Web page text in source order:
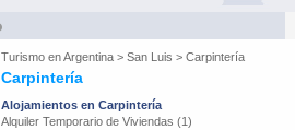
Turismo enArgentina > San Luis > Carpintería
Carpintería
Alojamientos en Carpintería
Alquiler Temporario de Viviendas (1)